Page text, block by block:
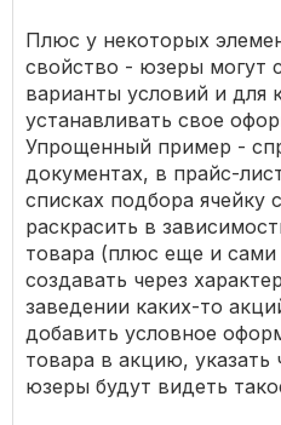
Плюс у некоторых
свойство - юзеры могут
варианты условий и для
устанавливать свое
Упрощенный пример -
документах, в прайс-
списках подбора
раскрасить в
товара (плюс еще и
создавать через
заведении каких-то
добавить условное
товара в акцию,
юзеры будут видеть